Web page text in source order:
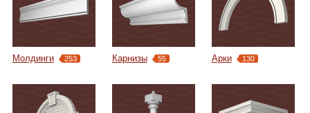
Online консультации
Расширенный поиск по сайту
Молдинги 253 Карнизы 55 Арки 130